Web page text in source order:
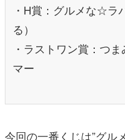
・H賞：グルメな☆ラ
る）
・ラストワン賞：つ
マー
今回の一番くじは”グル